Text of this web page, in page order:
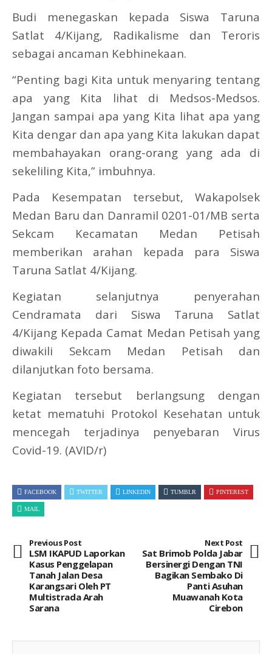
Budi menegaskan kepada Siswa Taruna
Satlat 4/Kijang, Radikalisme dan Teroris
sebagai ancaman Kebhinekaan.
“Penting bagi Kita untuk menyaring tentang
apa yang Kita lihat di Medsos-Medsos.
Jangan sampai apa yang Kita lihat apa yang
Kita dengar dan apa yang Kita lakukan dapat
membahayakan orang-orang yang ada di
sekeliling Kita,” imbuhnya.
Pada Kesempatan tersebut, Wakapolsek
Medan Baru dan Danramil 0201-01/MB serta
Sekcam Kecamatan Medan Petisah
memberikan arahan kepada para Siswa
Taruna Satlat 4/Kijang.
Kegiatan selanjutnya penyerahan
Cendramata dari Siswa Taruna Satlat
4/Kijang Kepada Camat Medan Petisah yang
diwakili Sekcam Medan Petisah dan
dilanjutkan foto bersama.
Kegiatan tersebut berlangsung dengan
ketat mematuhi Protokol Kesehatan untuk
mencegah terjadinya penyebaran Virus
Covid-19. (AVID/r)
FACEBOOK TWITTER LINKEDIN TUMBLR PINTEREST
MAIL
Previous Post
LSM IKAPUD Laporkan
Kasus Penggelapan
Tanah Jalan Desa
Karangsari Oleh PT
Multistrada Arah
Sarana
Next Post
Sat Brimob Polda Jabar
Bersinergi Dengan TNI
Bagikan Sembako Di
Panti Asuhan
Muawanah Kota
Cirebon